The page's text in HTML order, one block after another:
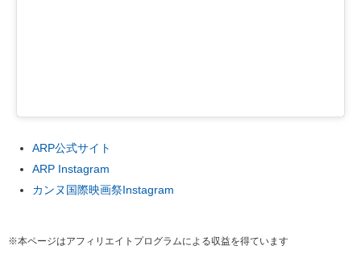
ARP公式サイト
ARP Instagram
カンヌ国際映画祭Instagram
※本ページはアフィリエイトプログラムによる収益を得ています